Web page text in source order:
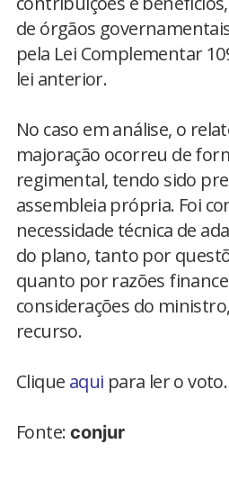
de órgãos
pela Lei Complementar
lei anterior.
No caso em análise, o
majoração ocorreu de
regimental, tendo sido
assembleia própria. Foi
necessidade técnica de
do plano, tanto por
quanto por razões
considerações do
recurso.
Clique aqui para ler o voto.
Fonte: conjur